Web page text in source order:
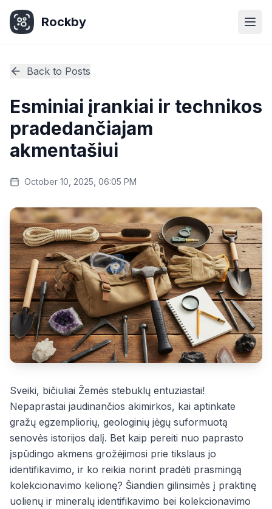
Rockby
Back to Posts
Esminiai įrankiai ir technikos
pradedančiajam
akmentašiui
October 10, 2025, 06:05 PM
Sveiki, bičiuliai Žemės stebuklų entuziastai!
Nepaprastai jaudinančios akimirkos, kai aptinkate
gražų egzempliorių, geologinių jėgų suformuotą
senovės istorijos dalį. Bet kaip pereiti nuo paprasto
įspūdingo akmens grožėjimosi prie tikslaus jo
identifikavimo, ir ko reikia norint pradėti prasmingą
kolekcionavimo kelionę? Šiandien gilinsimės į praktinę
uolienų ir mineralų identifikavimo bei kolekcionavimo